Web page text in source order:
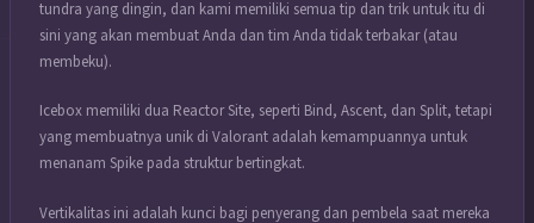
tundra yang dingin, dan kami memiliki semua tip dan trik untuk itu di
sini yang akan membuat Anda dan tim Anda tidak terbakar (atau
membeku).
Icebox memiliki dua Reactor Site, seperti Bind, Ascent, dan Split, tetapi
yang membuatnya unik di Valorant adalah kemampuannya untuk
menanam Spike pada struktur bertingkat.
Vertikalitas ini adalah kunci bagi penyerang dan pembela saat mereka